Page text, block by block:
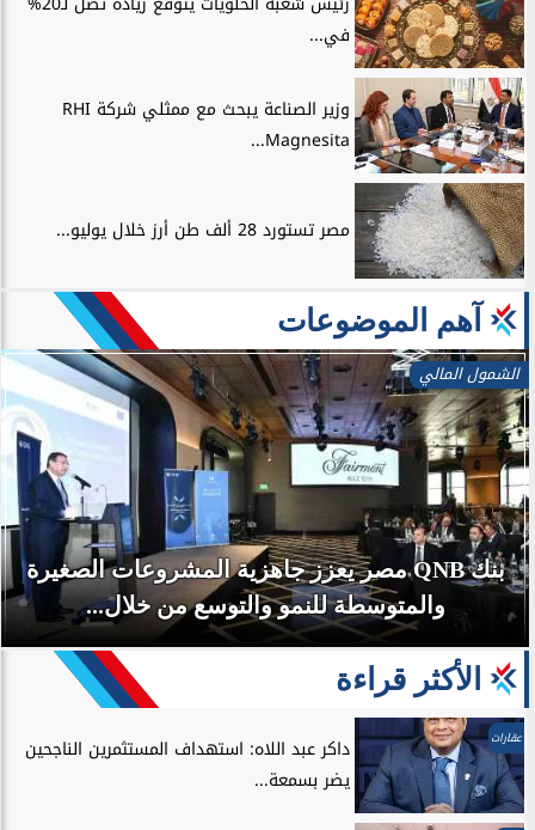
في...
وزير الصناعة يبحث مع ممثلي شركة RHI
Magnesita...
مصر تستورد 28 ألف طن أرز خلال يوليو...
آهم الموضوعات
الشمول المالي
بنك QNB مصر يعزز جاهزية المشروعات الصغيرة
والمتوسطة للنمو والتوسع من خلال...
الأكثر قراءة
عقارات
داكر عبد اللاه: استهداف المستثمرين الناجحين
يضر بسمعة...